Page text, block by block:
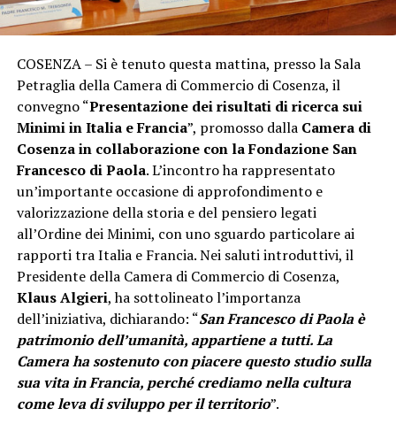
COSENZA – Si è tenuto questa mattina, presso la Sala
Petraglia della Camera di Commercio di Cosenza, il
convegno “Presentazione dei risultati di ricerca sui
Minimi in Italia e Francia”, promosso dalla Camera di
Cosenza in collaborazione con la Fondazione San
Francesco di Paola. L’incontro ha rappresentato
un’importante occasione di approfondimento e
valorizzazione della storia e del pensiero legati
all’Ordine dei Minimi, con uno sguardo particolare ai
rapporti tra Italia e Francia. Nei saluti introduttivi, il
Presidente della Camera di Commercio di Cosenza,
Klaus Algieri, ha sottolineato l’importanza
dell’iniziativa, dichiarando: “San Francesco di Paola è
patrimonio dell’umanità, appartiene a tutti. La
Camera ha sostenuto con piacere questo studio sulla
sua vita in Francia, perché crediamo nella cultura
come leva di sviluppo per il territorio”.